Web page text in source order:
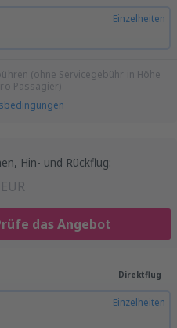
Einzelheiten
(ohne Servicegebühr in Höhe
Passagier)
Hin- und Rückflug:
EUR
das Angebot
Direktflug
Einzelheiten